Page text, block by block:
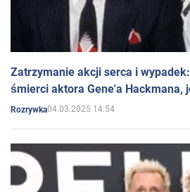
Zatrzymanie akcji serca i
śmierci aktora Gene'a Hackmana,
Rozrywka04.03.2025 14:54